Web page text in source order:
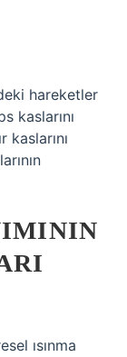
hareketler
kaslarını
kaslarını
ısınma